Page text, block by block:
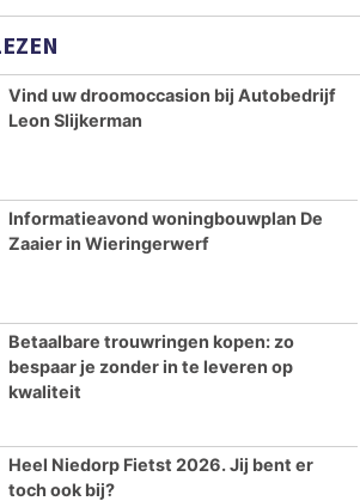
Vind uw droomoccasion bij Autobedrijf
Leon Slijkerman
Informatieavond woningbouwplan De
Zaaier in Wieringerwerf
Betaalbare trouwringen kopen: zo
bespaar je zonder in te leveren op
kwaliteit
Heel Niedorp Fietst 2026. Jij bent er
toch ook bij?